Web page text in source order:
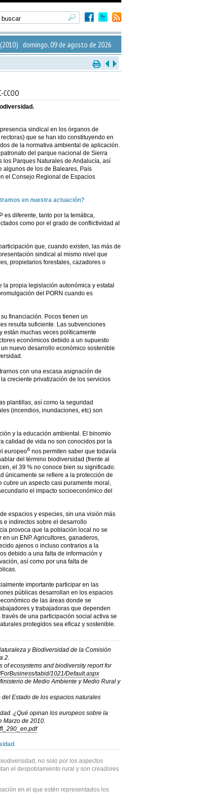
domingo, 09 de agosto de 2026
sindical en los órganos de
que se han ido constituyendo en
de la normativa ambiental de aplicación.
del parque nacional de Sierra
los Parques Naturales de Andalucía, así
algunos de los de Baleares, País
el Consejo Regional de Espacios
en nuestra actuación?
es diferente, tanto por la temática,
como por el grado de conflictividad al
que, cuando existen, las más de
sindical al mismo nivel que
propietarios forestales, cazadores o
propia legislación autonómica y estatal
del PORN cuando es
financiación. Pocos tienen un
resulta suficiente. Las subvenciones
están muchas veces políticamente
económicos debido a un supuesto
nuevo desarrollo económico sostenible
con una escasa asignación de
creciente privatización de los servicios
plantillas, así como la seguridad
(incendios, inundaciones, etc) son
y la educación ambiental. El binomio
calidad de vida no son conocidos por la
europeo6 nos permiten saber que todavía
del término biodiversidad (frente al
el 39 % no conoce bien su significado.
únicamente se refiere a la protección de
un aspecto casi puramente moral,
el impacto socioeconómico del
espacios y especies, sin una visión más
e indirectos sobre el desarrollo
provoca que la población local no se
un ENP. Agricultores, ganaderos,
ajenos o incluso contrarios a la
debido a una falta de información y
así como por una falta de
importante participar en las
públicas desarrollan en los espacios
de las áreas donde se
y trabajadoras que dependen
de una participación social activa se
protegidos sea eficaz y sostenible.
y Biodiversidad de la Comisión
2.
of ecosystems and biodiversity report for
tabid/1021/Default.aspx
de Medio Ambiente y Medio Rural y
Estado de los espacios naturales
¿Qué opinan los europeos sobre la
Marzo de 2010.
no solo por los aspectos
el despoblamiento rural y son creadores
en el que estén representados los